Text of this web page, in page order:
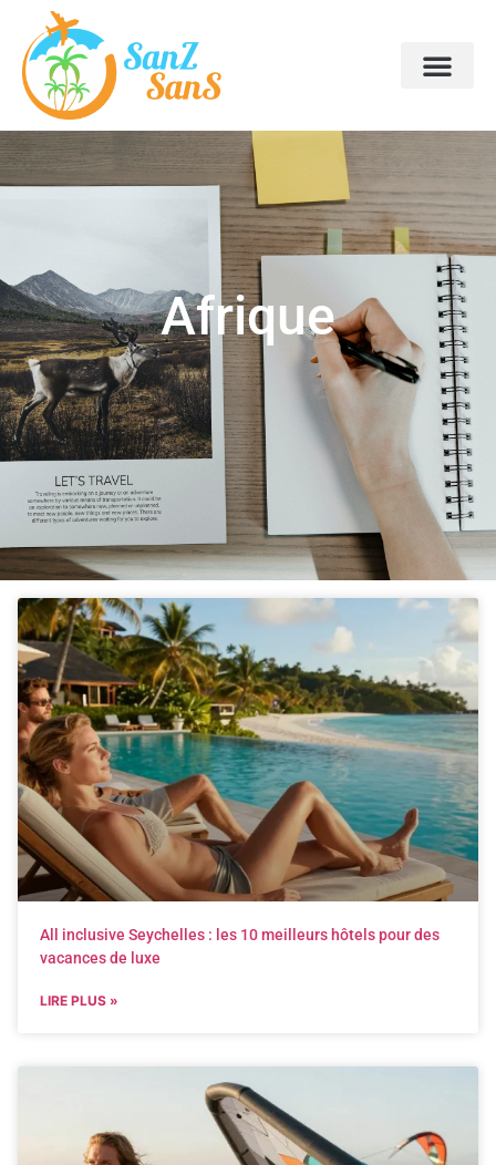
Afrique
All inclusive Seychelles : les 10 meilleurs hôtels pour des
vacances de luxe
LIRE PLUS »